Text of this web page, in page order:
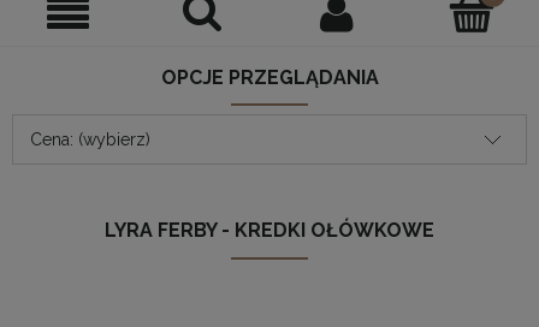
OPCJE PRZEGLĄDANIA
Cena: (wybierz)
LYRA FERBY - KREDKI OŁÓWKOWE